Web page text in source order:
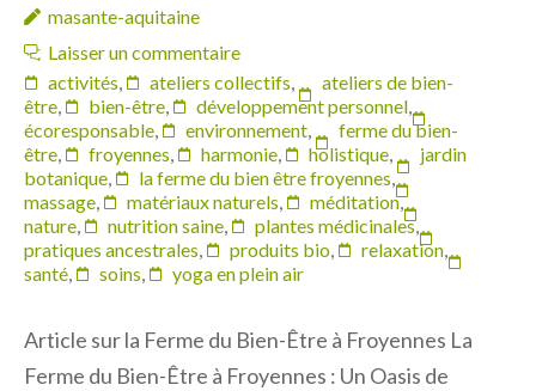
masante-aquitaine
Laisser un commentaire
activités, ateliers collectifs,
ateliers de bien-
être, bien-être, développement personnel,
écoresponsable, environnement,
ferme du bien-
être, froyennes, harmonie, holistique,
jardin
botanique, la ferme du bien être froyennes,
massage, matériaux naturels, méditation,
nature, nutrition saine, plantes médicinales,
pratiques ancestrales, produits bio, relaxation,
santé, soins, yoga en plein air
Article sur la Ferme du Bien-Être à Froyennes La
Ferme du Bien-Être à Froyennes : Un Oasis de